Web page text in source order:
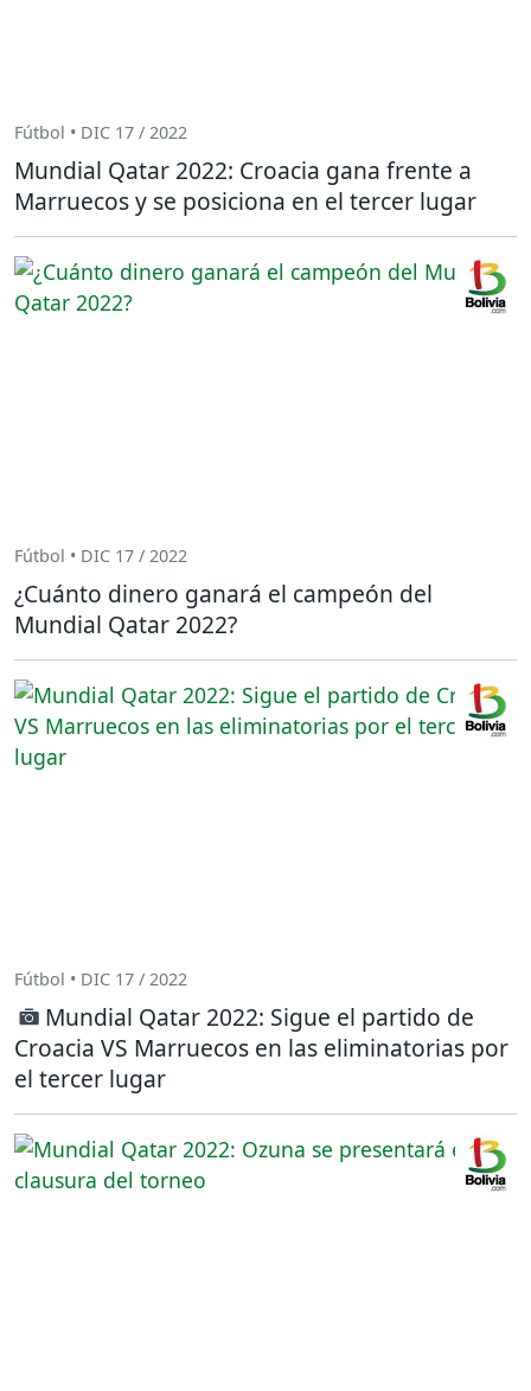
Fútbol • DIC 17 / 2022
Mundial Qatar 2022: Croacia gana frente a
Marruecos y se posiciona en el tercer lugar
Fútbol • DIC 17 / 2022
¿Cuánto dinero ganará el campeón del
Mundial Qatar 2022?
Fútbol • DIC 17 / 2022
Mundial Qatar 2022: Sigue el partido de
Croacia VS Marruecos en las eliminatorias por
el tercer lugar